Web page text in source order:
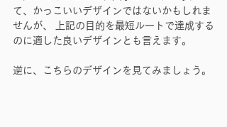
て、かっこいいデザインではないかもしれま
せんが、 上記の目的を最短ルートで達成する
のに適した良いデザインとも言えます。
逆に、こちらのデザインを見てみましょう。